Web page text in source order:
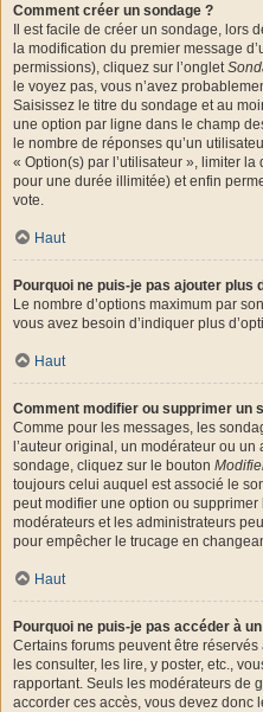
Comment créer un sondage ?
Il est facile de créer un sondage, lors
la modification du premier message
permissions), cliquez sur l’onglet
le voyez pas, vous n’avez
Saisissez le titre du sondage et au
une option par ligne dans le champ
le nombre de réponses qu’un
« Option(s) par l’utilisateur », limiter
pour une durée illimitée) et enfin
vote.
Haut
Pourquoi ne puis-je pas ajouter plus
Le nombre d’options maximum par
vous avez besoin d’indiquer plus
Haut
Comment modifier ou supprimer un
Comme pour les messages, les
l’auteur original, un modérateur ou un
sondage, cliquez sur le bouton
toujours celui auquel est associé le
peut modifier une option ou
modérateurs et les administrateurs
pour empêcher le trucage en
Haut
Pourquoi ne puis-je pas accéder à
Certains forums peuvent être
les consulter, les lire, y poster, etc.,
rapportant. Seuls les modérateurs de
accorder ces accès, vous devez donc